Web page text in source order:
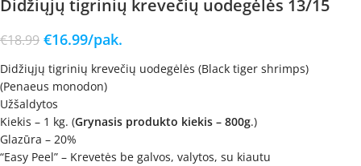
Didžiųjų tigrinių krevečių uodegėlės 13/15
€18.99 €16.99/pak.
Didžiųjų tigrinių krevečių uodegėlės (Black tiger shrimps)
(Penaeus monodon)
Užšaldytos
Kiekis – 1 kg. (Grynasis produkto kiekis – 800g.)
Glazūra – 20%
“Easy Peel” – Krevetės be galvos, valytos, su kiautu